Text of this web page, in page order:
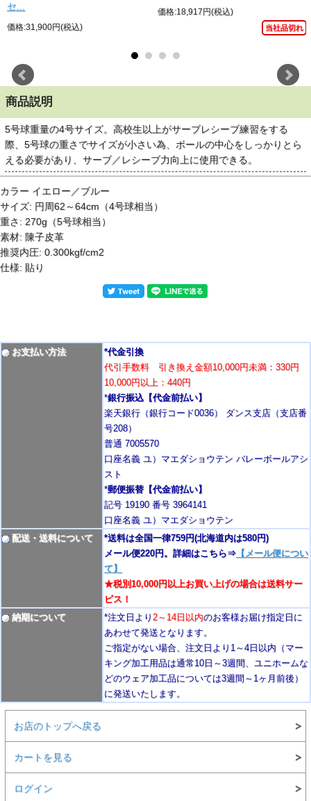
セ...
価格:31,900円(税込)
価格:18,917円(税込)
当社品切れ
商品説明
5号球重量の4号サイズ。高校生以上がサーブレシーブ練習をする
際、5号球の重さでサイズが小さい為、ボールの中心をしっかりとら
える必要があり、サーブ／レシーブ力向上に使用できる。
カラー イエロー／ブルー
サイズ: 円周62～64cm（4号球相当）
重さ: 270g（5号球相当）
素材: 陳子皮革
推奨内圧: 0.300kgf/cm2
仕様: 貼り
お支払い方法
*代金引換
代引手数料 引き換え金額10,000円未満：330円
10,000円以上：440円
*銀行振込【代金前払い】
楽天銀行（銀行コード0036） ダンス支店（支店番
号208）
普通 7005570
口座名義 ユ）マエダショウテン バレーボールアシ
スト
*郵便振替【代金前払い】
記号 19190 番号 3964141
口座名義 ユ）マエダショウテン
配送・送料について
*送料は全国一律759円(北海道内は580円)
メール便220円。詳細はこちら⇒ 【メール便につい
て】
★税別10,000円以上お買い上げの場合は送料サー
ビス！
納期について
*注文日より2～14日以内のお客様お届け指定日に
あわせて発送となります。
ご指定がない場合、注文日より1～4日以内 （マー
キング加工用品は通常10日 ～3週間、ユニホームな
どのウェア加工品については3週間～ 1ヶ月前後 ）
に発送いたします。
お店のトップへ戻る
カートを見る
ログイン